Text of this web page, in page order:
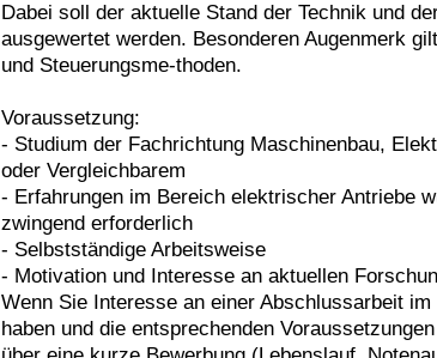
Dabei soll der aktuelle Stand der Technik und
ausgewertet werden. Besonderen Augenmerk
und Steuerungsme-thoden.
Voraussetzung:
- Studium der Fachrichtung Maschinenbau,
oder Vergleichbarem
- Erfahrungen im Bereich elektrischer Antriebe
zwingend erforderlich
- Selbstständige Arbeitsweise
- Motivation und Interesse an aktuellen
Wenn Sie Interesse an einer Abschlussarbeit
haben und die entsprechenden